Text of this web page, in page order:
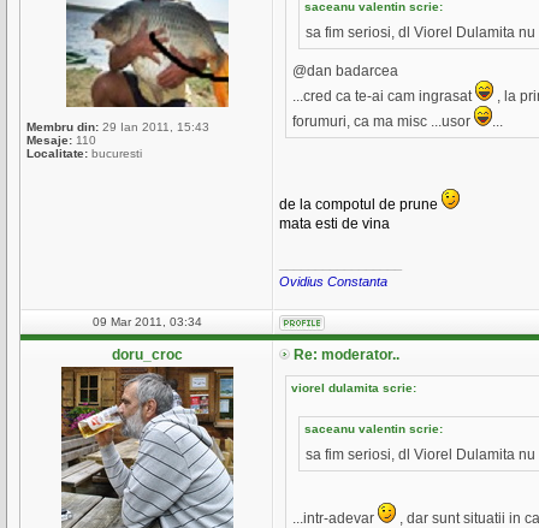
Membru din: 29 Ian 2011, 15:43
Mesaje: 110
Localitate: bucuresti
saceanu valentin scrie:
sa fim seriosi, dl Viorel Dulamita
@dan badarcea
...cred ca te-ai cam ingrasat
, la
forumuri, ca ma misc ...usor
...
de la compotul de prune
mata esti de vina
Ovidius Constanta
09 Mar 2011, 03:34
doru_croc Re: moderator..
viorel dulamita scrie:
saceanu valentin scrie:
sa fim seriosi, dl Viorel Dulamita
...intr-adevar
, dar sunt situatii in